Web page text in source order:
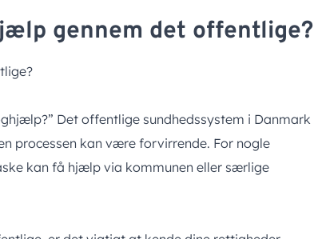
gennem det offentlige?
Det offentlige sundhedssystem i Danmark
processen kan være forvirrende. For nogle
kan få hjælp via kommunen eller særlige